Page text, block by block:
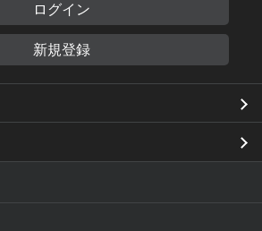
ログイン
新規登録